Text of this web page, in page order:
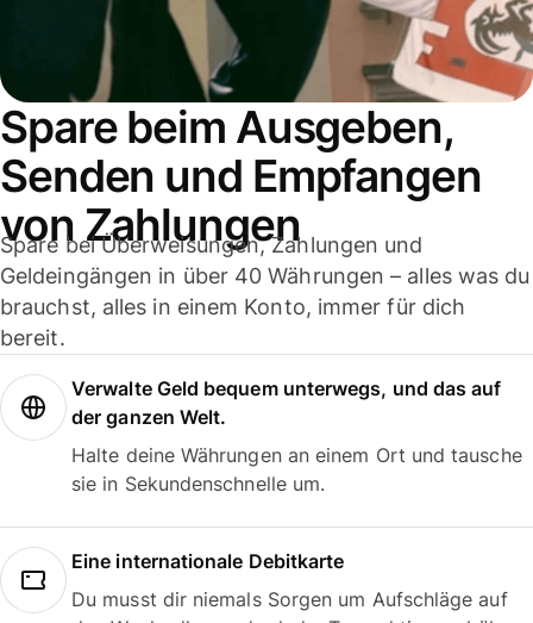
Spare beim Ausgeben,
Senden und Empfangen
von Zahlungen
Spare bei Überweisungen, Zahlungen und
Geldeingängen in über 40 Währungen – alles was du
brauchst, alles in einem Konto, immer für dich
bereit.
Verwalte Geld bequem unterwegs, und das auf
der ganzen Welt.
Halte deine Währungen an einem Ort und tausche
sie in Sekundenschnelle um.
Eine internationale Debitkarte
Du musst dir niemals Sorgen um Aufschläge auf